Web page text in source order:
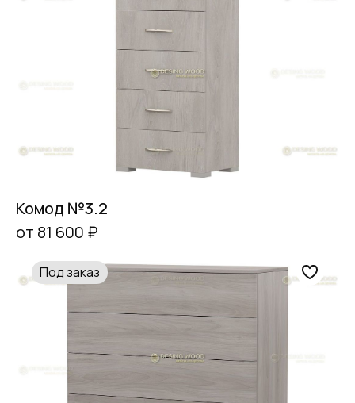
Комод №3.2
от 81 600 ₽
Под заказ